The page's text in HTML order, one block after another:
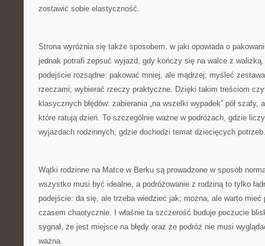
zostawić sobie elastyczność.
Strona wyróżnia się także sposobem, w jaki opowiada o
jednak potrafi zepsuć wyjazd, gdy kończy się na walce z
podejście rozsądne: pakować mniej, ale mądrzej; myśleć
rzeczami; wybierać rzeczy praktyczne. Dzięki takim treściom
klasycznych błędów: zabierania „na wszelki wypadek” pół szafy,
które ratują dzień. To szczególnie ważne w podróżach, gdzie
wyjazdach rodzinnych, gdzie dochodzi temat dziecięcych potrzeb.
Wątki rodzinne na Matce w Berku są prowadzone w sposób
wszystko musi być idealne, a podróżowanie z rodziną to tylko
podejście: da się, ale trzeba wiedzieć jak; można, ale warto
czasem chaotycznie. I właśnie ta szczerość buduje poczucie
sygnał, że jest miejsce na błędy oraz że podróż nie musi
ważna.